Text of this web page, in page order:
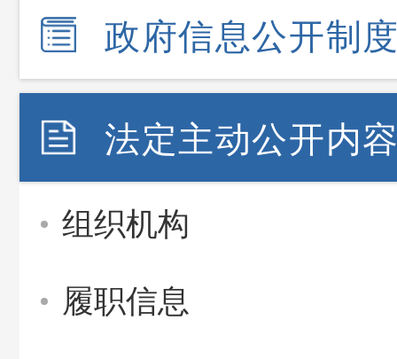
政府信息公开制
法定主动公开内
组织机构
履职信息